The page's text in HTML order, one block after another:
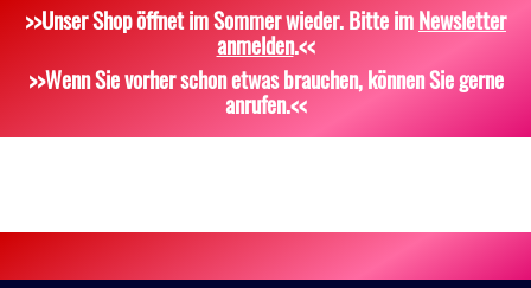
Dekoration, Knicklichter
Zubehör
Attrappen
>>Unser Shop öffnet im Sommer wieder. Bitte imNewsletter
anmelden.<<
>>Wenn Sie vorher schon etwas brauchen, können Sie gerne
anrufen.<<